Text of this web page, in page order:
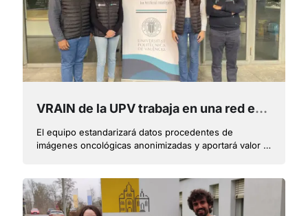
VRAIN de la UPV trabaja en una red europea unificada que utiliza la inteligencia artificial para avanzar en la detección precoz del cáncer
El equipo estandarizará datos procedentes de
imágenes oncológicas anonimizadas y aportará valor a